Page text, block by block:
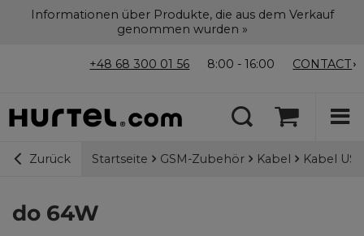
Informationen über Produkte, die aus dem Verkauf
genommen wurden »
+48 68 300 01 56 8:00 - 16:00 CONTACT
Zurück Startseite GSM-Zubehör Kabel Kabel
do 64W